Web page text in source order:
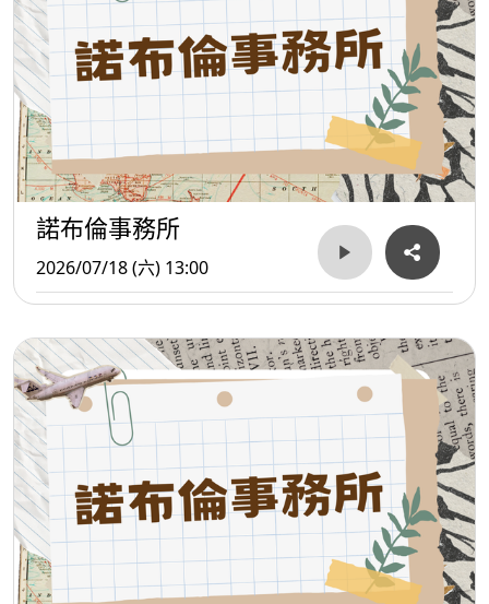
諾布倫事務所
2026/07/18 (六) 13:00